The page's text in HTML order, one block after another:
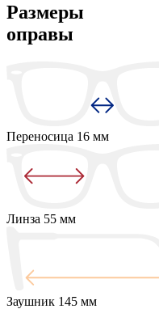
Размеры
оправы
Переносица 16 мм
Линза 55 мм
Заушник 145 мм